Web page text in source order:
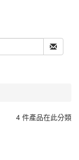
4 件產品在此分類